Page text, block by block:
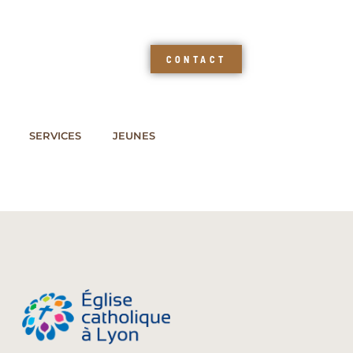
CONTACT
SERVICES JEUNES